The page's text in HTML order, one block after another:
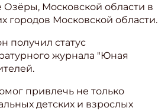
Московской области в
городов Московской области.
получил статус
журнала "Юная
привлечь не только
детских и взрослых